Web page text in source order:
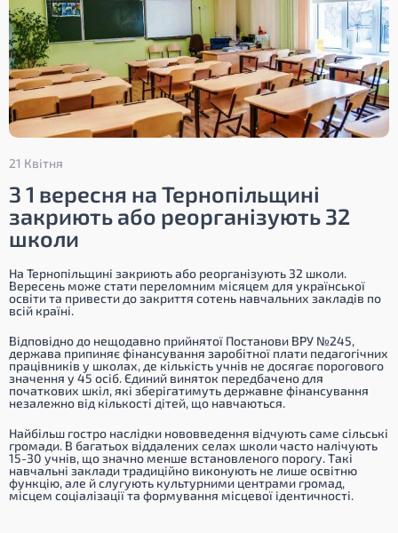
21 Квітня
З 1 вересня на Тернопільщині
закриють або реорганізують 32
школи
На Тернопільщині закриють або реорганізують 32 школи.
Вересень може стати переломним місяцем для української
освіти та привести до закриття сотень навчальних закладів по
всій країні.
Відповідно до нещодавно прийнятої Постанови ВРУ №245,
держава припиняє фінансування заробітної плати педагогічних
працівників у школах, де кількість учнів не досягає порогового
значення у 45 осіб. Єдиний виняток передбачено для
початкових шкіл, які зберігатимуть державне фінансування
незалежно від кількості дітей, що навчаються.
Найбільш гостро наслідки нововведення відчують саме сільські
громади. В багатьох віддалених селах школи часто налічують
15-30 учнів, що значно менше встановленого порогу. Такі
навчальні заклади традиційно виконують не лише освітню
функцію, але й слугують культурними центрами громад,
місцем соціалізації та формування місцевої ідентичності.